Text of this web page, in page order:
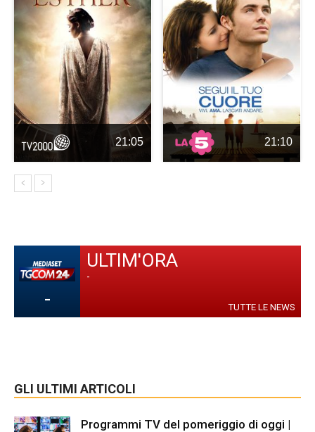
21:05 21:10
-
ULTIM'ORA
-
TUTTE LE NEWS
GLI ULTIMI ARTICOLI
Programmi TV del pomeriggio di oggi |